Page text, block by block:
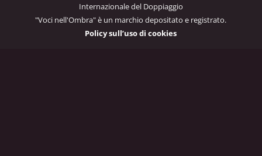
Internazionale del Doppiaggio
"Voci nell'Ombra" è un marchio depositato e registrato.
Policy sull’uso di cookies